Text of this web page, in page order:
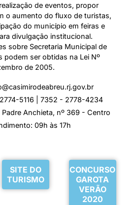
de eventos, propor
o aumento do fluxo de turistas,
do município em feiras e
divulgação institucional.
sobre Secretaria Municipal de
podem ser obtidas na Lei Nº
de 2005.
5116 | 7352 - 2778-4234
Padre Anchieta, nº 369 - Centro
09h às 17h
SITE DO
TURISMO
CONCURSO
GAROTA
VERÃO
2020